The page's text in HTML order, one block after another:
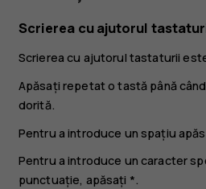
pentru
Nokia
3310
3G
Scrierea cu ajutorul
Scrierea cu ajutorul tastaturii
Apăsați repetat o tastă până
dorită.
Pentru a introduce un spațiu
Pentru a introduce un caracter
punctuație, apăsați *.